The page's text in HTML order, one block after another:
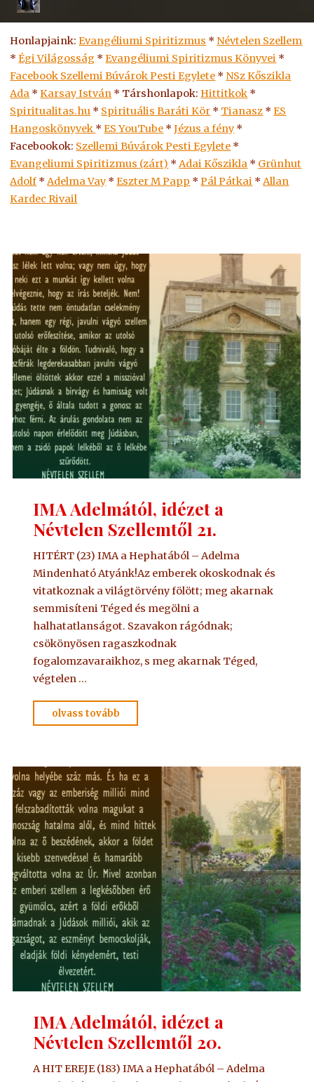
Honlapjaink:Evangéliumi Spiritizmus * Névtelen Szellem
*Égi Világosság *Evangéliumi Spiritizmus Könyvei *
Facebook Szellemi Búvárok Pesti Egylete * NSz Kőszikla
Ada *Karsay István * Társhonlapok:Hittitkok *
Spiritualitas.hu * Spirituális Baráti Kör * Tianasz *ES
Hangoskönyvek *ESYouTube *Jézus a fény *
Facebookok: Szellemi Búvárok Pesti Egylete *
Evangeliumi Spiritizmus (zárt) *Adai Kőszikla * Grünhut
Adolf *Adelma Vay *Eszter M Papp *Pál Pátkai *Allan
Kardec Rivail
IMA Adelmától, idézet a
Névtelen Szellemtől 21.
HITÉRT (23) IMA a Hephatából – Adelma
Mindenható Atyánk!Az emberek okoskodnak és
vitatkoznak a világtörvény fölött; meg akarnak
semmisíteni Téged és megölni a
halhatatlanságot. Szavakon rágódnak;
csökönyösen ragaszkodnak
fogalomzavaraikhoz, s meg akarnak Téged,
végtelen …
olvass tovább
Adelmától,
a
Névtelen
Szellemtől
21."
IMA Adelmától, idézet a
Névtelen Szellemtől 20.
A HIT EREJE (183) IMA a Hephatából – Adelma